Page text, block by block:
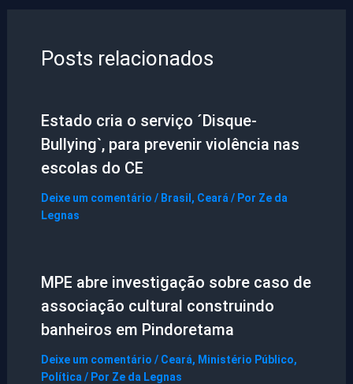
Posts relacionados
Estado cria o serviço ´Disque-
Bullying`, para prevenir violência nas
escolas do CE
Deixe um comentário / Brasil , Ceará / Por Ze da
Legnas
MPE abre investigação sobre caso de
associação cultural construindo
banheiros em Pindoretama
Deixe um comentário / Ceará, Ministério Público,
Política / Por Ze da Legnas